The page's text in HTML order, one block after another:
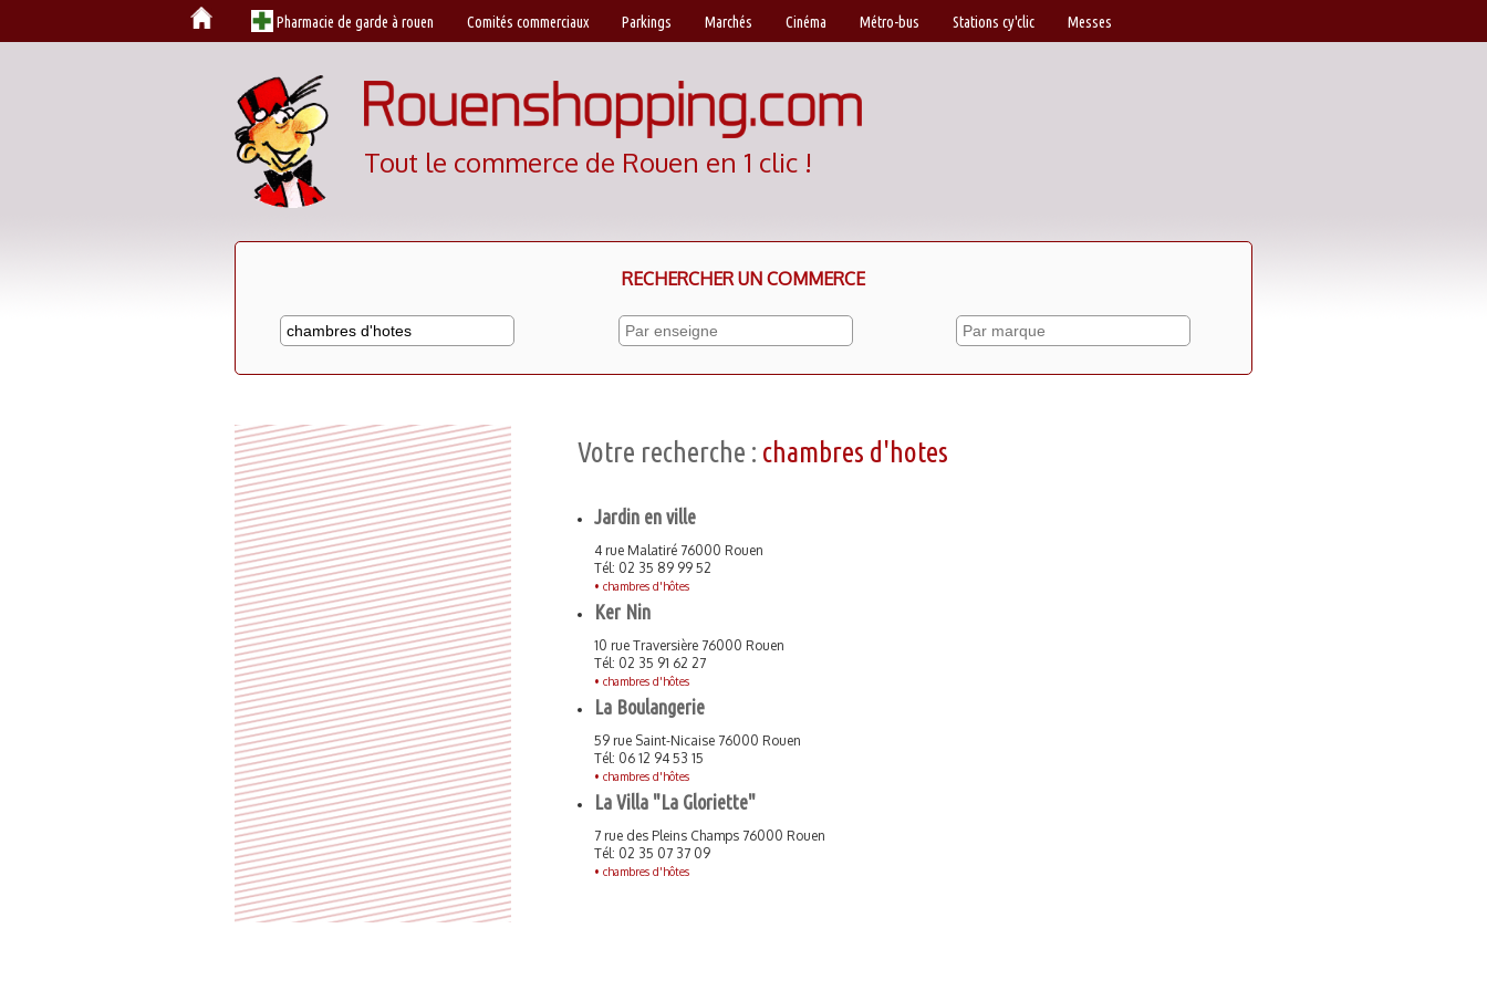
Pharmacie de garde à rouen Comités commerciaux Parkings Marchés Cinéma Métro-bus Stations cy'clic Messes
Tout le commerce de Rouen en 1 clic !
RECHERCHER UN COMMERCE
Votre recherche : chambres d'hotes
Jardin en ville
4 rue Malatiré 76000 Rouen
Tél: 02 35 89 99 52
• chambres d'hôtes
Ker Nin
10 rue Traversière 76000 Rouen
Tél: 02 35 91 62 27
• chambres d'hôtes
La Boulangerie
59 rue Saint-Nicaise 76000 Rouen
Tél: 06 12 94 53 15
• chambres d'hôtes
La Villa "La Gloriette"
7 rue des Pleins Champs 76000 Rouen
Tél: 02 35 07 37 09
• chambres d'hôtes